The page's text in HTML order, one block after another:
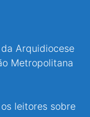
Arquidiocese
Metropolitana
leitores sobre